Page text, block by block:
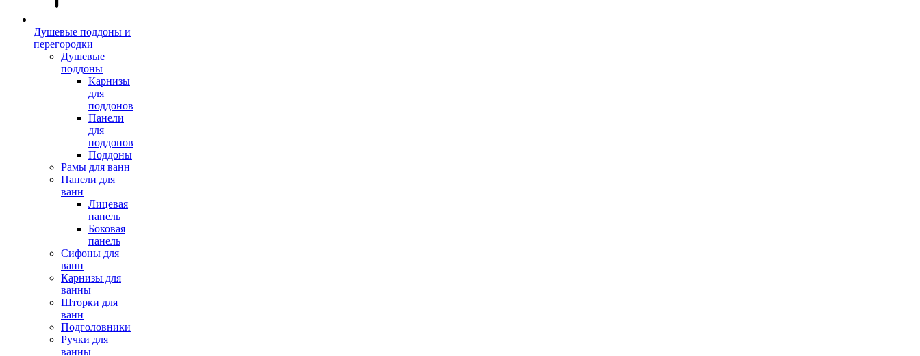
Душевые поддоны и
перегородки
Душевые
поддоны
Карнизы
для
поддонов
Панели
для
поддонов
Поддоны
Рамы для ванн
Панели для
ванн
Лицевая
панель
Боковая
панель
Сифоны для
ванн
Карнизы для
ванны
Шторки для
ванн
Подголовники
Ручки для
ванны